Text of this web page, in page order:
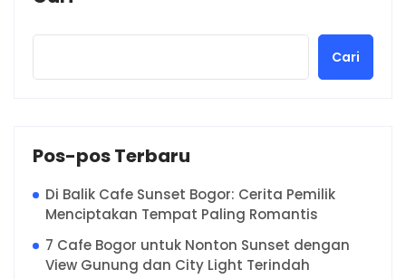
Cari
Pos-pos Terbaru
Di Balik Cafe Sunset Bogor: Cerita Pemilik
Menciptakan Tempat Paling Romantis
7 Cafe Bogor untuk Nonton Sunset dengan
View Gunung dan City Light Terindah